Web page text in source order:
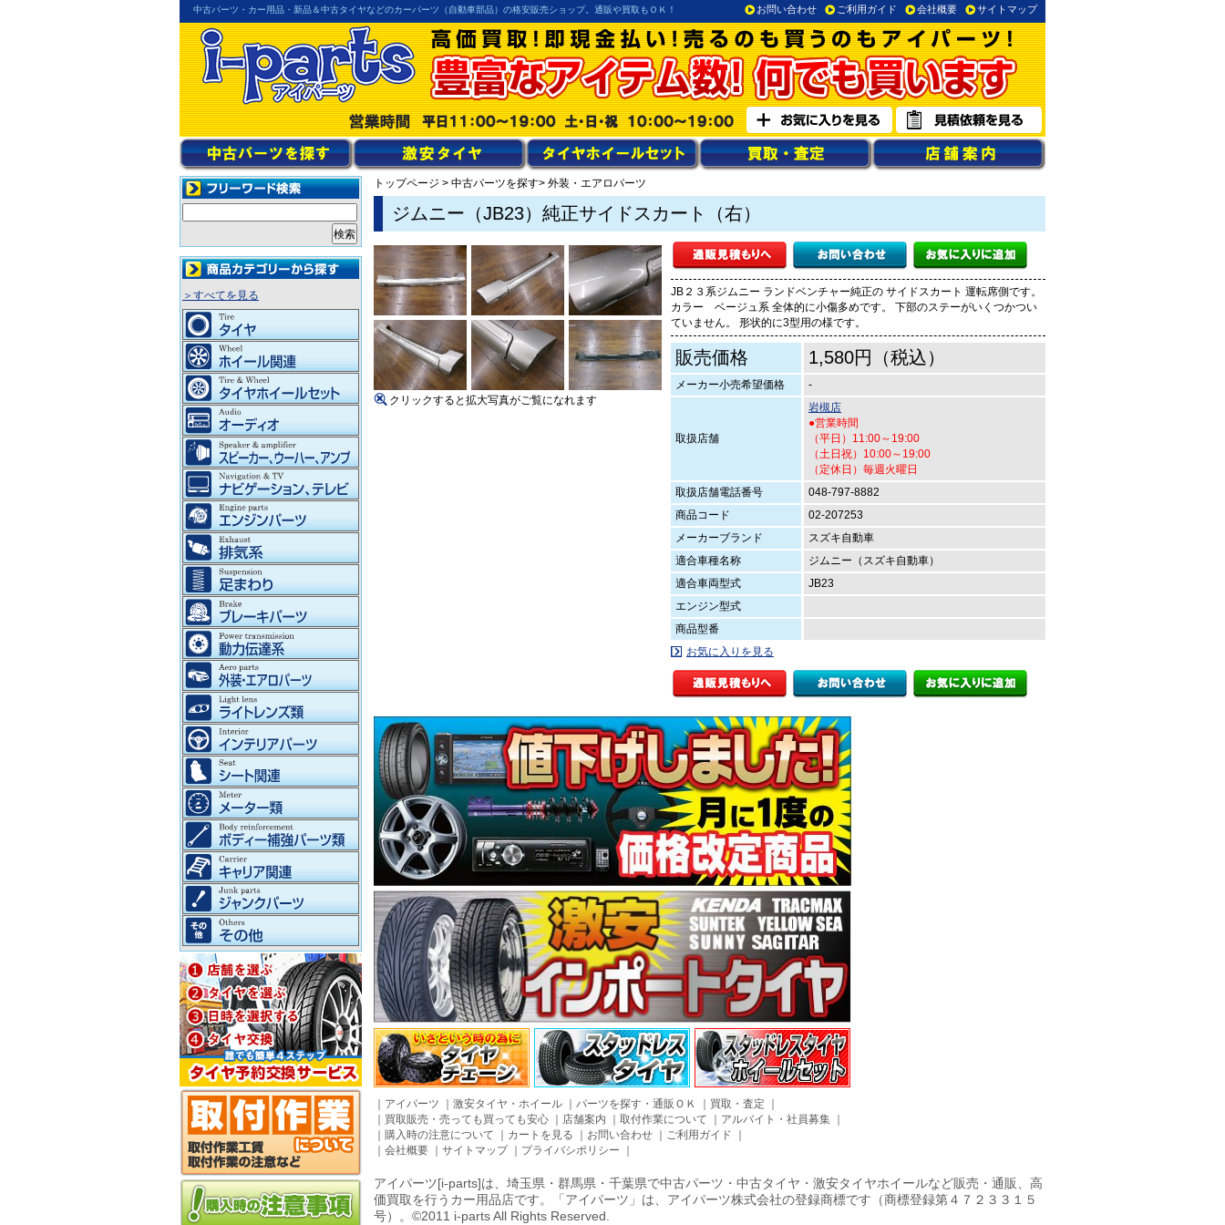
中古パーツ・カー用品・新品＆中古タイヤなどのカーパーツ（自動車部品）の格安販売ショップ。通販や買取もＯＫ！ お問い合わせ ご利用ガイド 会社概要 サイトマップ
トップページ > 中古パーツを探す> 外装・エアロパーツ
ジムニー（JB23）純正サイドスカート（右）
JB２３系ジムニー ランドベンチャー純正の サイドスカート 運転席側です。
カラー ベージュ系 全体的に小傷多めです。 下部のステーがいくつかつい
ていません。 形状的に3型用の様です。
販売価格 1,580円（税込）
メーカー小売希望価格 -
取扱店舗
岩槻店
●営業時間
（平日）11:00～19:00
（土日祝）10:00～19:00
（定休日）毎週火曜日
取扱店舗電話番号
048-797-8882
商品コード
02-207253
メーカーブランド
スズキ自動車
適合車種名称
ジムニー（スズキ自動車）
適合車両型式
JB23
エンジン型式
商品型番
お気に入りを見る
クリックすると拡大写真がご覧になれます
アイパーツ 激安タイヤ・ホイール パーツを探す・通販ＯＫ 買取・査定
買取販売・売っても買っても安心 店舗案内 取付作業について アルバイト・社員募集
購入時の注意について カートを見る お問い合わせ ご利用ガイド
会社概要 サイトマップ｜ プライバシポリシー
アイパーツ[i-parts]は、埼玉県・群馬県・千葉県で中古パーツ・中古タイヤ・激安タイヤホイールなど販売・通販、高
価買取を行うカー用品店です。「アイパーツ」は、アイパーツ株式会社の登録商標です（商標登録第４７２３３１５
号）。©2011 i-parts All Rights Reserved.
＞すべてを見る